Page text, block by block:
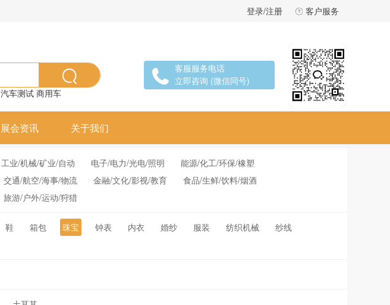
登录/注册 客户服务
汽车测试 商用车
客服服务电话
立即咨询 (微信同号)
展会资讯 关于我们
工业/机械/矿业/自动 电子/电力/光电/照明
能源/化工/环保/橡塑
交通/航空/海事/物流 金融/文化/影视/教育
食品/生鲜/饮料/烟酒
旅游/户外/运动/狩猎
鞋 箱包 珠宝 钟表 内衣 婚纱 服装 纺织机械
纱线